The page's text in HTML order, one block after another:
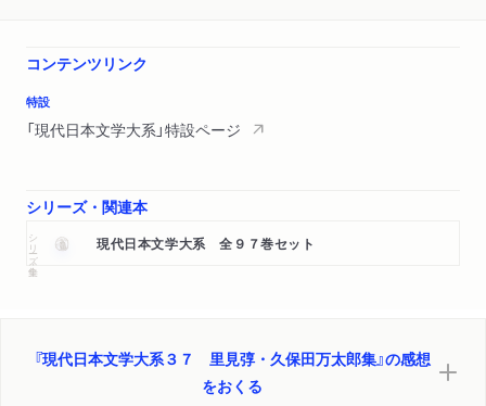
コンテンツリンク
特設
「現代日本文学大系」特設ページ
シリーズ・関連本
シリーズ・全集 現代日本文学大系 全９７巻セット
『現代日本文学大系３７ 里見弴・久保田万太郎集』の感想
をおくる